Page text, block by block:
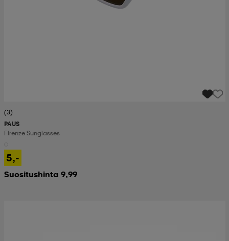
(3)
PAUS
Firenze Sunglasses
5,-
Suositushinta 9,99